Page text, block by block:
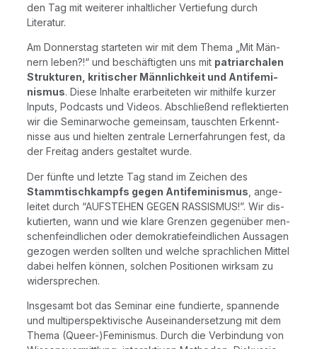
den Tag mit wei­te­rer inhalt­li­cher Ver­tie­fung durch
Literatur.
Am Don­ners­tag star­te­ten wir mit dem The­ma „Mit Män­
nern leben?!“ und beschäf­tig­ten uns mit patri­ar­cha­len
Struk­tu­ren, kri­ti­scher Männ­lich­keit und Anti­fe­mi­
nis­mus. Die­se Inhal­te erar­bei­te­ten wir mit­hil­fe kur­zer
Inputs, Pod­casts und Vide­os. Abschlie­ßend reflek­tier­ten
wir die Semi­nar­wo­che gemein­sam, tausch­ten Erkennt­
nis­se aus und hiel­ten zen­tra­le Lern­erfah­run­gen fest, da
der Frei­tag anders gestal­tet wurde.
Der fünf­te und letz­te Tag stand im Zei­chen des
Stamm­tisch­kampfs gegen Anti­fe­mi­nis­mus , ange­
lei­tet durch “AUFSTEHEN GEGEN RASSISMUS!”. Wir dis­
ku­tier­ten, wann und wie kla­re Gren­zen gegen­über men­
schen­feind­li­chen oder demo­kra­tie­feind­li­chen Aus­sa­gen
gezo­gen wer­den soll­ten und wel­che sprach­li­chen Mit­tel
dabei hel­fen kön­nen, sol­chen Posi­tio­nen wirk­sam zu
widersprechen.
Ins­ge­samt bot das Semi­nar eine fun­dier­te, span­nen­de
und mul­ti­per­spek­ti­vi­sche Aus­ein­an­der­set­zung mit dem
The­ma (Queer-)Feminismus. Durch die Ver­bin­dung von